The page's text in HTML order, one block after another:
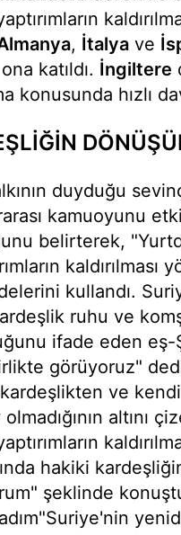
, İtalya ve
katıldı. İngiltere
konusunda hızlı
duyduğu
kamuoyunu
belirterek,
kaldırılması
kullandı.
ruhu ve
ifade eden eş-
görüyoruz"
kardeşlikten ve
altını
hakiki
şeklinde